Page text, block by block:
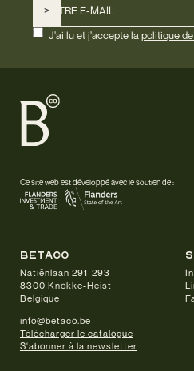
J'ai lu et j'accepte lapolitique
Ce site web est développé avec le soutien de :
betaco
Natiënlaan 291-293
8300 Knokke-Heist
Belgique
info@betaco.be
Télécharger le catalogue
S'abonner à la newsletter